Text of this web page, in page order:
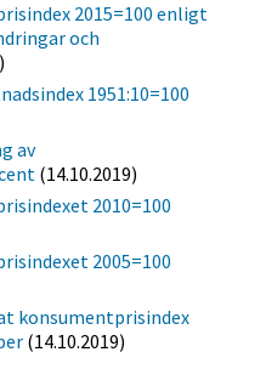
2015=100 enligt
och
1951:10=100
av
(14.10.2019)
2010=100
2005=100
konsumentprisindex
(14.10.2019)